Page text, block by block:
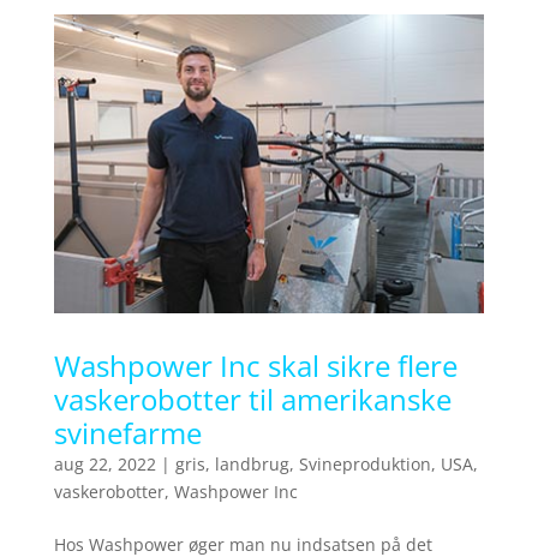
Washpower Inc skal sikre flere
vaskerobotter til amerikanske
svinefarme
aug 22, 2022 | gris, landbrug, Svineproduktion, USA,
vaskerobotter, Washpower Inc
Hos Washpower øger man nu indsatsen på det